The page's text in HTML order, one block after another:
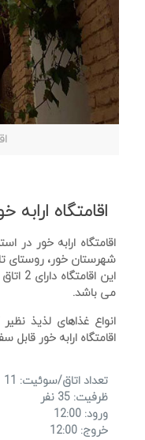
اقامتگاه ارابه
شهرستان خور، روستای
می باشد.
انواع غذاهای لذیذ
اقامتگاه ارابه خور قابل
تعداد اتاق/سوئیت: 11
ظرفیت: 35 نفر
ورود: 12:00
خروج: 12:00